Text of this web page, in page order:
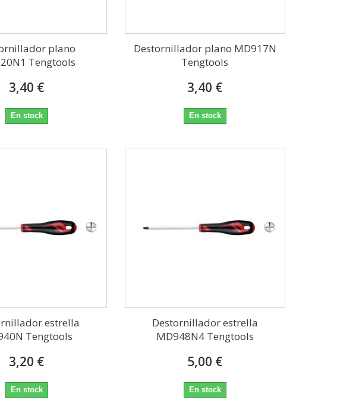
plano
Tengtools
3,40 €
En stock
Destornillador plano MD917N
Tengtools
3,40 €
En stock
estrella
Tengtools
3,20 €
En stock
Destornillador estrella
MD948N4 Tengtools
5,00 €
En stock